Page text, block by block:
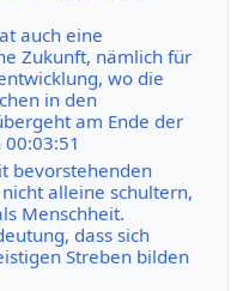
auch eine
Zukunft, nämlich für
wo die
in den
am Ende der
bevorstehenden
alleine schultern,
Menschheit.
dass sich
Streben bilden